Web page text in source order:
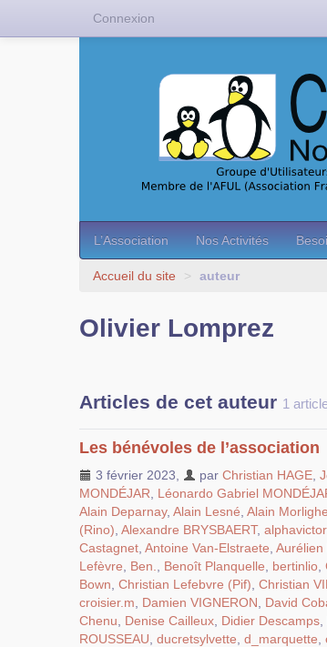
L’Association Nos Activités
Accueil du site > auteur
Olivier Lomprez
Articles de cet auteur 1
Les bénévoles de l’association
3 février 2023 par Christian HAGE
MONDÉJAR
Léonardo Gabriel
Alain Deparnay, Alain Lesné Alain
(Rino) Alexandre BRYSBAERT,
Castagnet Antoine Van-Elstraete Aurélien
Lefèvre
Ben. Benoît Planquelle bertinlio
Bown Christian Lefebvre (Pif) Christian
croisier.m
Damien VIGNERON David
Chenu
Denise Cailleux Didier Descamps
ROUSSEAU ducretsylvette d_marquette
Connexion